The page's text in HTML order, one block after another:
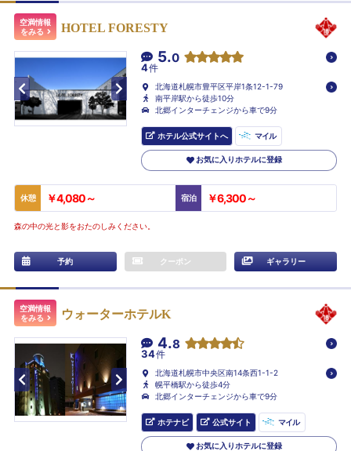
空満情報
をみる
HOTEL FORESTY
5.0
4件
北海道札幌市豊平区平岸1条12-1-79
南平岸駅から徒歩10分
北郷インターチェンジから車で9分
ホテル公式サイトへ マイル
お気に入りホテルに登録
休憩 ￥4,080～ 宿泊 ￥6,300～
森の中の光と影をおたのしみください。
予約 クーポン ギャラリー
空満情報
をみる
ウォーターホテルK
4.8
34件
北海道札幌市中央区南14条西1-1-2
幌平橋駅から徒歩4分
北郷インターチェンジから車で9分
ホテナビ 公式サイト マイル
お気に入りホテルに登録